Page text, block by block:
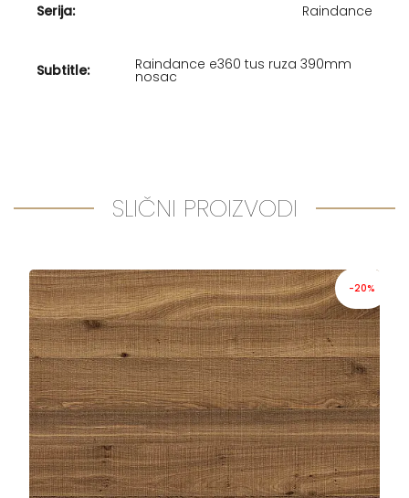
Serija: Raindance
Subtitle: Raindance e360 tus ruza 390mm
nosac
SLIČNI PROIZVODI
-20%